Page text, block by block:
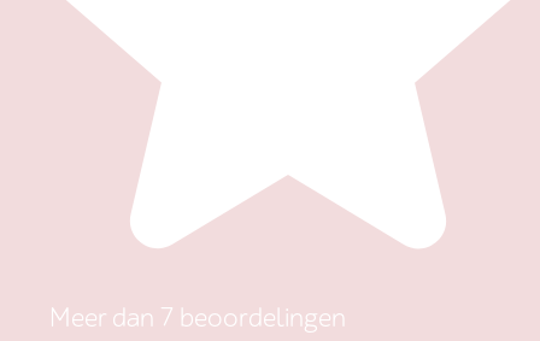
Meer dan 7 beoordelingen